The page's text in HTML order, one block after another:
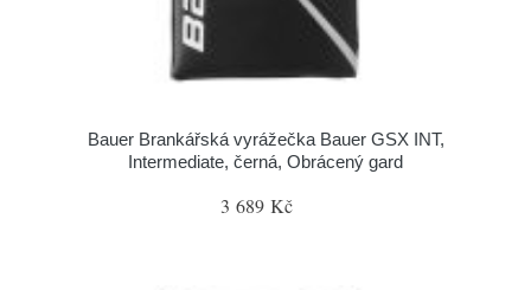
Bauer Brankářská vyrážečka Bauer GSX INT,
Intermediate, černá, Obrácený gard
3 689 Kč